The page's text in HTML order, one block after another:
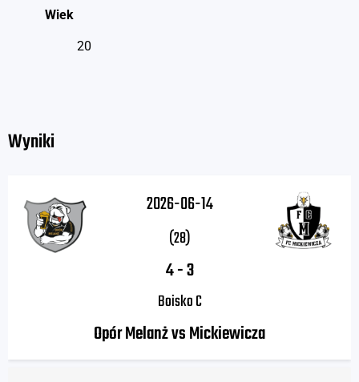
Wiek
20
Wyniki
2026-06-14
(28)
4-3
Boisko C
Opór Melanż vs Mickiewicza